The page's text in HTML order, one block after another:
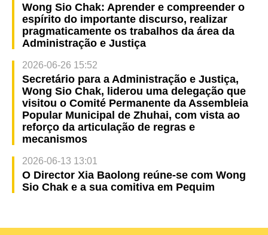
Wong Sio Chak: Aprender e compreender o
espírito do importante discurso, realizar
pragmaticamente os trabalhos da área da
Administração e Justiça
2026-06-26 15:52
Secretário para a Administração e Justiça,
Wong Sio Chak, liderou uma delegação que
visitou o Comité Permanente da Assembleia
Popular Municipal de Zhuhai, com vista ao
reforço da articulação de regras e
mecanismos
2026-06-13 13:01
O Director Xia Baolong reúne-se com Wong
Sio Chak e a sua comitiva em Pequim